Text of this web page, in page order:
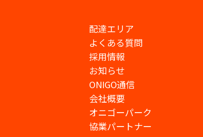
配達エリア
よくある質問
採用情報
お知らせ
ONIGO通信
会社概要
オニゴーパーク
協業パートナー